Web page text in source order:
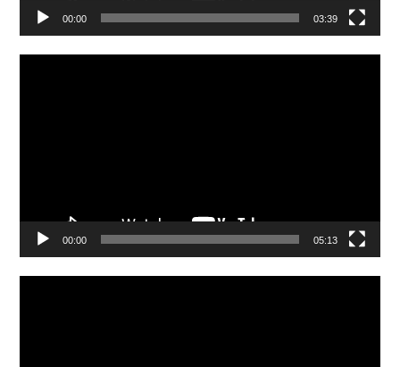
00:00 03:39
00:00 05:13